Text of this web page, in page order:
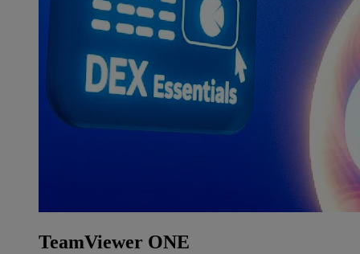
TeamViewer ONE